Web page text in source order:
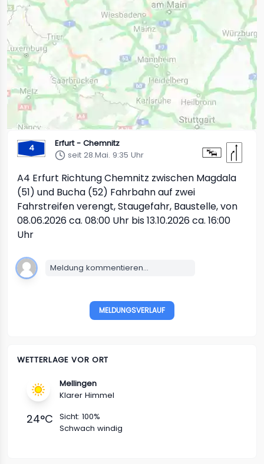
4
Erfurt - Chemnitz
seit 28.Mai. 9:35 Uhr
A4 Erfurt Richtung Chemnitz zwischen Magdala
(51) und Bucha (52) Fahrbahn auf zwei
Fahrstreifen verengt, Staugefahr, Baustelle, von
08.06.2026 ca. 08:00 Uhr bis 13.10.2026 ca. 16:00
Uhr
Meldung kommentieren...
MELDUNGSVERLAUF
WETTERLAGE VOR ORT
Mellingen
Klarer Himmel
24°C Sicht: 100%
Schwach windig